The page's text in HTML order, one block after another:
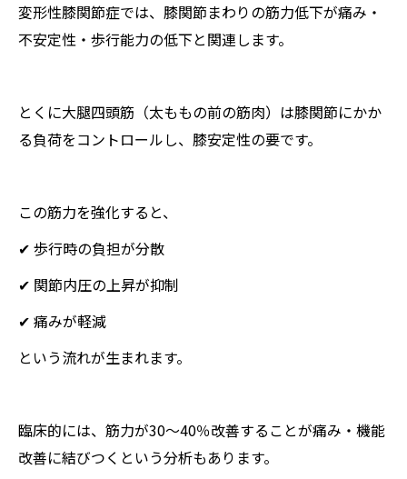
変形性膝関節症では、膝関節まわりの筋力低下が痛み・
不安定性・歩行能力の低下と関連します。
とくに大腿四頭筋（太ももの前の筋肉）は膝関節にかか
る負荷をコントロールし、膝安定性の要です。
この筋力を強化すると、
✔ 歩行時の負担が分散
✔ 関節内圧の上昇が抑制
✔ 痛みが軽減
という流れが生まれます。
臨床的には、筋力が30〜40％改善することが痛み・機能
改善に結びつくという分析もあります。